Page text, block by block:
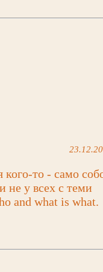
то - само
не у всех с теми
and what is what.